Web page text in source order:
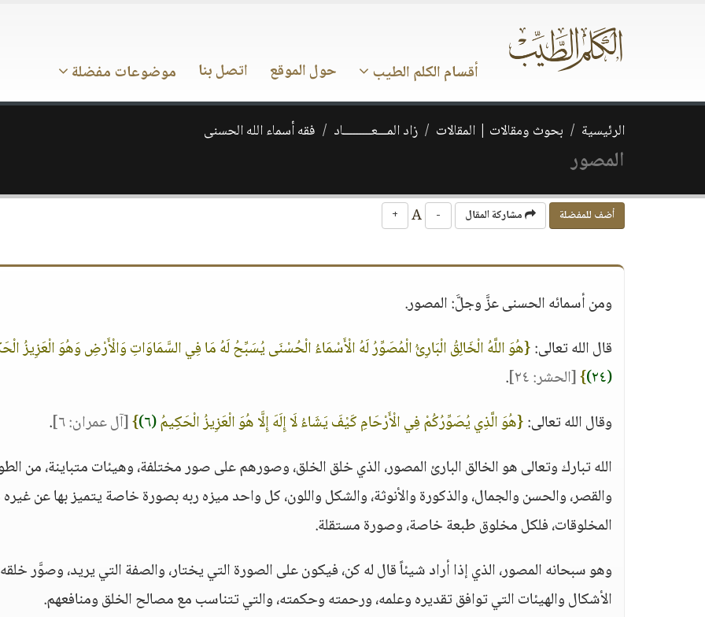
أقسام الكلم الطيب حول الموقع اتصل بنا موضوعات مفضلة
الرئيسية بحوث ومقالات | المقالات زاد المـــعـــــــــاد فقه أسماء الله الحسنى
المصور
أضف للمفضلة مشاركة المقال -
+
ومن أسمائه الحسنى عزَّ وجلَّ: المصور.
قال الله تعالى:{هُوَ اللَّهُ الْخَالِقُ الْبَارِئُ الْمُصَوِّرُ لَهُ الْأَسْمَاءُ الْحُسْنَى يُسَبِّحُ لَهُ مَا فِي السَّمَاوَاتِ وَالْأَرْضِ وَهُوَ الْعَزِيزُ
(٢٤)
}[الحشر: ٢٤]
.
وقال الله تعالى:{هُوَ الَّذِي يُصَوِّرُكُمْ فِي الْأَرْحَامِ كَيْفَ يَشَاءُ لَا إِلَهَ إِلَّا هُوَ الْعَزِيزُ الْحَكِيمُ(٦) }[آل عمران: ٦]
.
الله تبارك وتعالى هو الخالق البارئ المصور، الذي خلق الخلق، وصورهم على صور مختلفة، وهيئات متباينة، من
والقصر، والحسن والجمال، والذكورة والأنوثة، والشكل واللون، كل واحد ميزه ربه بصورة خاصة يتميز بها عن
المخلوقات، فلكل مخلوق طبعة خاصة، وصورة مستقلة.
وهو سبحانه المصور، الذي إذا أراد شيئاً قال له كن، فيكون على الصورة التي يختار، والصفة التي يريد، وصوَّر
الأشكال والهيئات التي توافق تقديره وعلمه، ورحمته وحكمته، والتي تتناسب مع مصالح الخلق ومنافعهم.